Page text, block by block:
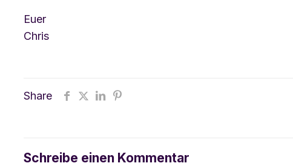
Euer
Chris
Share
Schreibe einen Kommentar